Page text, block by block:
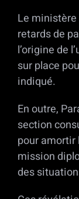
Le
retards de
l’origine de
sur place
indiqué.
En outre,
section
pour amortir
mission
des